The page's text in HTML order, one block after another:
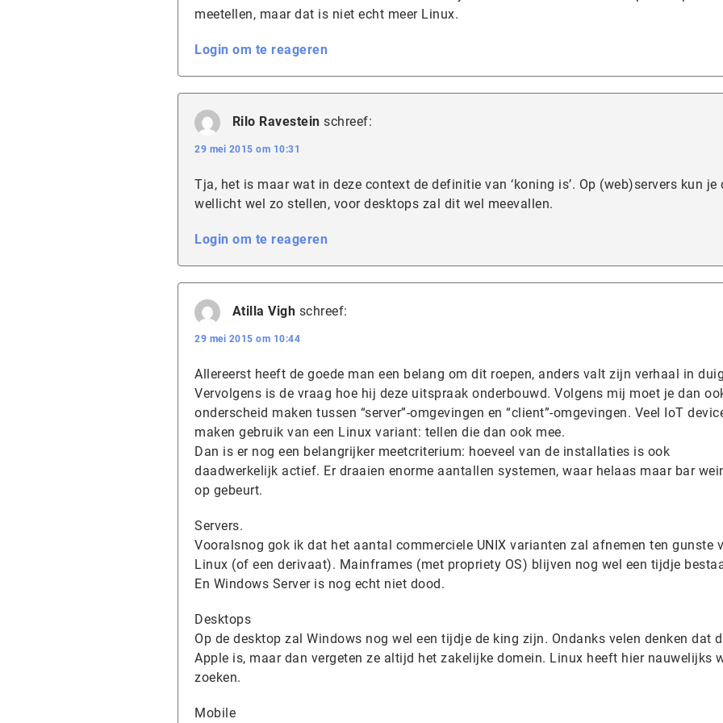
meetellen, maar dat is niet echt meer Linux.
Login om te reageren
Rilo Ravestein schreef:
29 mei 2015 om 10:31
Tja, het is maar wat in deze context de definitie van ‘koning is’. Op (web)servers kun je
wellicht wel zo stellen, voor desktops zal dit wel meevallen.
Login om te reageren
Atilla Vigh schreef:
29 mei 2015 om 10:44
Allereerst heeft de goede man een belang om dit roepen, anders valt zijn verhaal in
Vervolgens is de vraag hoe hij deze uitspraak onderbouwd. Volgens mij moet je dan
onderscheid maken tussen “server”-omgevingen en “client”-omgevingen. Veel IoT
maken gebruik van een Linux variant: tellen die dan ook mee.
Dan is er nog een belangrijker meetcriterium: hoeveel van de installaties is ook
daadwerkelijk actief. Er draaien enorme aantallen systemen, waar helaas maar bar
op gebeurt.
Servers.
Vooralsnog gok ik dat het aantal commerciele UNIX varianten zal afnemen ten gunste
Linux (of een derivaat). Mainframes (met propriety OS) blijven nog wel een tijdje
En Windows Server is nog echt niet dood.
Desktops
Op de desktop zal Windows nog wel een tijdje de king zijn. Ondanks velen denken dat
Apple is, maar dan vergeten ze altijd het zakelijke domein. Linux heeft hier nauwelijks
zoeken.
Mobile